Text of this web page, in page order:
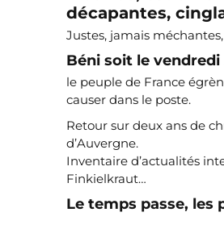
décapantes,
Justes, jamais
Béni soit le vendredi
le peuple de France
causer dans le poste.
Retour sur deux ans de
d’Auvergne.
Inventaire d’actualités
Finkielkraut…
Le temps passe, les